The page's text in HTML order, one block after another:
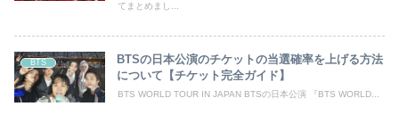
てまとめまし...
BTS
BTSの日本公演のチケットの当選確率を上げる方法
について【チケット完全ガイド】
BTS WORLD TOUR IN JAPAN BTSの日本公演 『BTS WORLD...